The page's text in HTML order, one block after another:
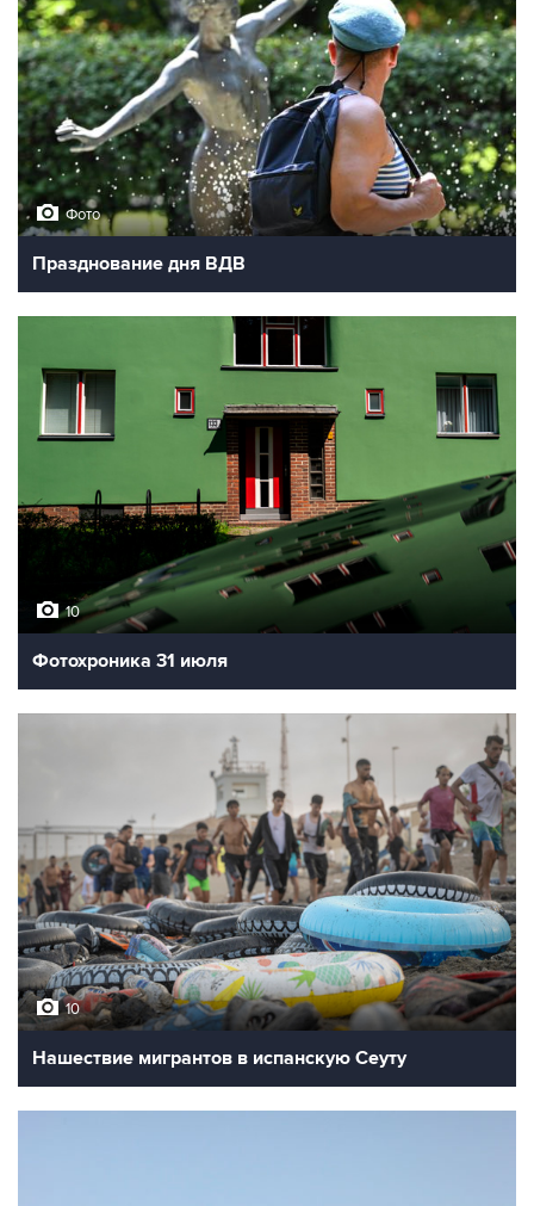
Фото
Празднование дня ВДВ
10
Фотохроника 31 июля
10
Нашествие мигрантов в испанскую Сеуту